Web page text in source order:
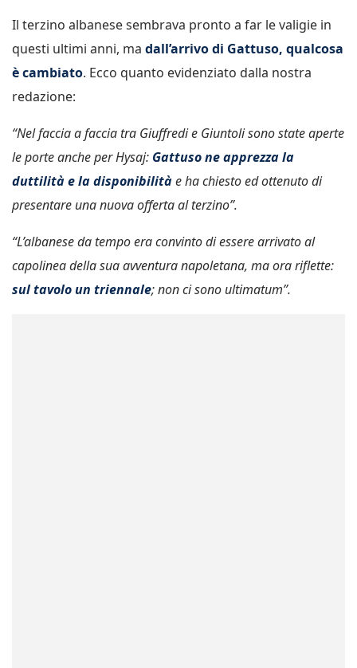
Il terzino albanese sembrava pronto a far le valigie in
questi ultimi anni, ma dall’arrivo di Gattuso, qualcosa
è cambiato. Ecco quanto evidenziato dalla nostra
redazione:
“Nel faccia a faccia tra Giuffredi e Giuntoli sono state aperte
le porte anche per Hysaj: Gattuso ne apprezza la
duttilità e la disponibilitàe ha chiesto ed ottenuto di
presentare una nuova offerta al terzino”.
“L’albanese da tempo era convinto di essere arrivato al
capolinea della sua avventura napoletana, ma ora riflette:
sul tavolo un triennale; non ci sono ultimatum”.